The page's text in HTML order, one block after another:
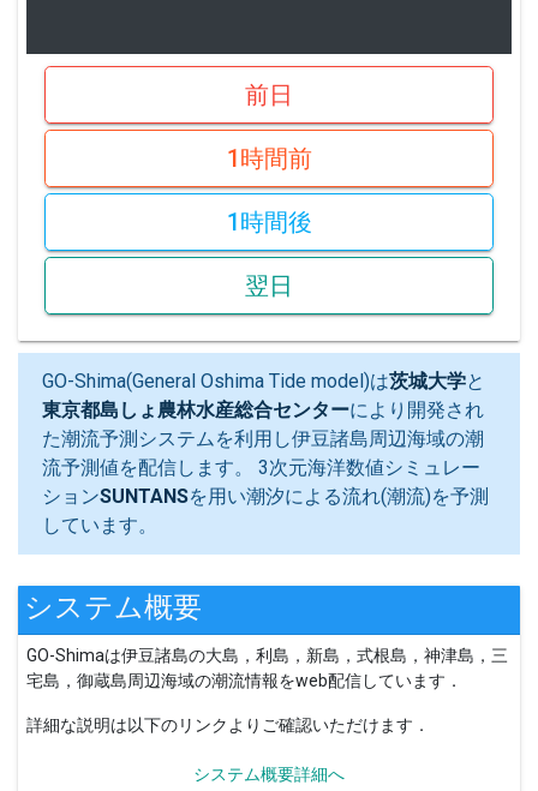
前日
1時間前
1時間後
翌日
GO-Shima(General Oshima Tide model)は茨城大学と
東京都島しょ農林水産総合センターにより開発され
た潮流予測システムを利用し伊豆諸島周辺海域の潮
流予測値を配信します。 3次元海洋数値シミュレー
ションSUNTANSを用い潮汐による流れ(潮流)を予測
しています。
システム概要
GO-Shimaは伊豆諸島の大島，利島，新島，式根島，神津島，三
宅島，御蔵島周辺海域の潮流情報をweb配信しています．
詳細な説明は以下のリンクよりご確認いただけます．
システム概要詳細へ